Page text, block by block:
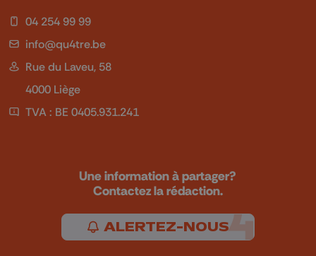
04 254 99 99
info@qu4tre.be
Rue du Laveu, 58
4000 Liège
TVA : BE 0405.931.241
Une information à partager?
Contactez la rédaction.
ALERTEZ-NOUS